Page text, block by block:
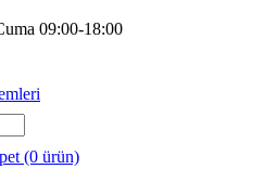
09:00-18:00
(0 ürün)